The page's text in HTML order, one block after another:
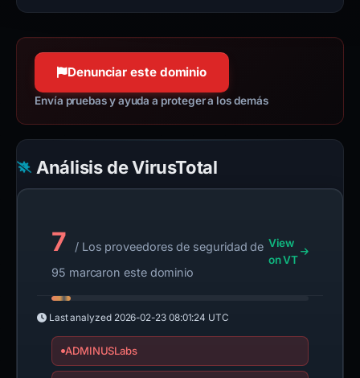
Denunciar este dominio
Envía pruebas y ayuda a proteger a los demás
Análisis de VirusTotal
7
/ Los proveedores de seguridad de
95 marcaron este dominio
View
on VT
Last analyzed 2026-02-23 08:01:24 UTC
ADMINUSLabs